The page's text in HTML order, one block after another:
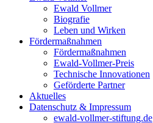
Ewald Vollmer
Biografie
Leben und Wirken
Fördermaßnahmen
Fördermaßnahmen
Ewald-Vollmer-Preis
Technische Innovationen
Geförderte Partner
Aktuelles
Datenschutz & Impressum
ewald-vollmer-stiftung.de